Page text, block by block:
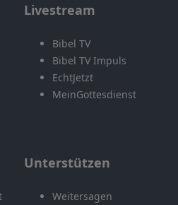
Livestream
Bibel TV
Bibel TV Impuls
EchtJetzt
MeinGottesdienst
Unterstützen
Weitersagen